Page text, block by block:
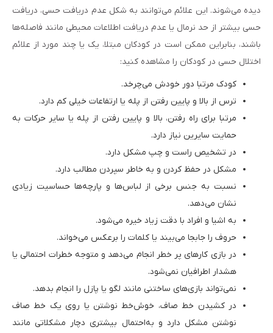
دیده می‌شوند. این علائم می‌توانند به شکل عدم دریافت حسی، دریافت
حسی بیشتر از حد نرمال یا عدم دریافت اطلاعات محیطی مانند فاصله‌ها
باشند، بنابراین ممکن است در کودکان مبتلا، یک یا چند مورد از علائم
اختلال حسی در کودکان را مشاهده کنید:
کودک مرتبا دور خودش می‌چرخد.
ترس از بالا و پایین رفتن از پله یا ارتفاعات خیلی کم دارد.
مرتبا برای راه رفتن، بالا و پایین رفتن از پله یا سایر حرکات به
حمایت سایرین نیاز دارد.
در تشخیص راست و چپ مشکل دارد.
مشکل در حفظ کردن و به خاطر سپردن مطالب دارد.
نسبت به جنس برخی از لباس‌ها و پارچه‌ها حساسیت زیادی
نشان می‌دهد.
به اشیا و افراد با دقت زیاد خیره می‌شود.
حروف را جابجا می‌بیند یا کلمات را برعکس می‌خواند.
در بازی کارهای پر خطر انجام می‌دهد و متوجه خطرات احتمالی یا
هشدار اطرافیان نمی‌شود.
نمی‌تواند بازی‌های ساختنی مانند لگو یا پازل را انجام بدهد.
در کشیدن خط صاف، خوش‌خط نوشتن یا روی یک خط صاف
نوشتن مشکل دارد و به‌احتمال بیشتری دچار مشکلاتی مانند